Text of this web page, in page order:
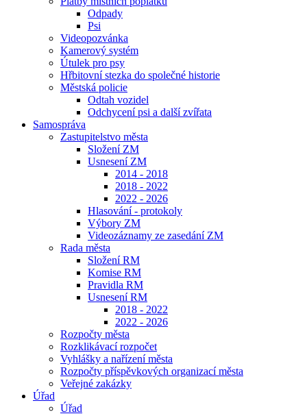
Odpady
Psi
Videopozvánka
Kamerový systém
Útulek pro psy
Hřbitovní stezka do společné historie
Městská policie
Odtah vozidel
Odchycení psi a další zvířata
Samospráva
Zastupitelstvo města
Složení ZM
Usnesení ZM
2014 - 2018
2018 - 2022
2022 - 2026
Hlasování - protokoly
Výbory ZM
Videozáznamy ze zasedání ZM
Rada města
Složení RM
Komise RM
Pravidla RM
Usnesení RM
2018 - 2022
2022 - 2026
Rozpočty města
Rozklikávací rozpočet
Vyhlášky a nařízení města
Rozpočty příspěvkových organizací města
Veřejné zakázky
Úřad
Úřad